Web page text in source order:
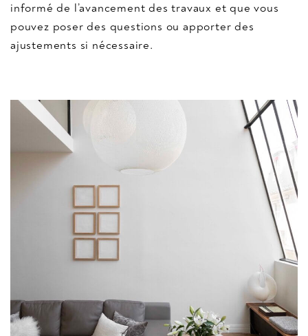
informé de l’avancement des travaux et que vous
pouvez poser des questions ou apporter des
ajustements si nécessaire.